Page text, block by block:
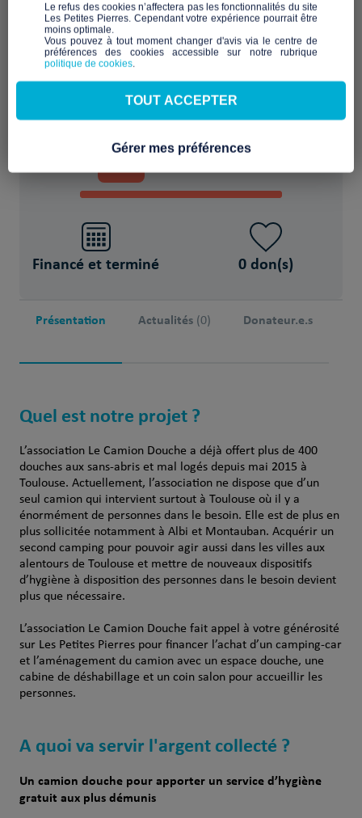
Camion douche
POUR
Personne(s) sans-abri
Financé et terminé 0 don(s)
Présentation Actualités (0) Donateur.e.s
Quel est notre projet ?
L’association Le Camion Douche a déjà offert plus de 400
douches aux sans-abris et mal logés depuis mai 2015 à
Toulouse. Actuellement, l’association ne dispose que d’un
seul camion qui intervient surtout à Toulouse où il y a
énormément de personnes dans le besoin. Elle est de plus en
plus sollicitée notamment à Albi et Montauban. Acquérir un
second camping pour pouvoir agir aussi dans les villes aux
alentours de Toulouse et mettre de nouveaux dispositifs
d’hygiène à disposition des personnes dans le besoin devient
plus que nécessaire.
L’association Le Camion Douche fait appel à votre générosité
sur Les Petites Pierres pour financer l’achat d’un camping-car
et l’aménagement du camion avec un espace douche, une
cabine de déshabillage et un coin salon pour accueillir les
personnes.
A quoi va servir l'argent collecté ?
Un camion douche pour apporter un service d’hygiène
gratuit aux plus démunis
​Le refus des cookies n’affectera pas les fonctionnalités du site
Les Petites Pierres. Cependant votre expérience pourrait être
moins optimale.​
Vous pouvez à tout moment changer d'avis via le centre de
préférences des cookies accessible sur notre rubrique
politique de cookies.
TOUT ACCEPTER
Gérer mes préférences